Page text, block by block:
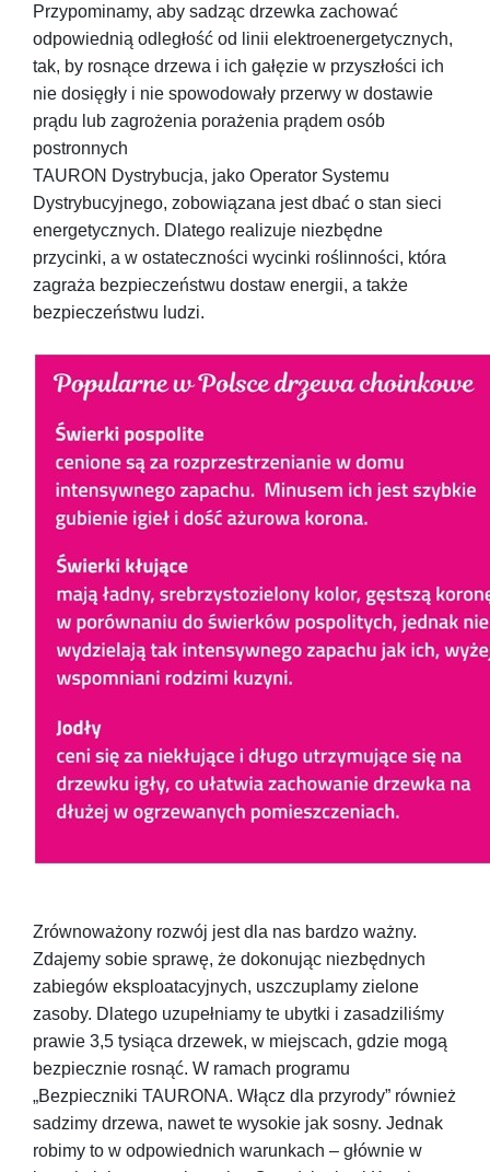
Przypominamy, aby sadząc drzewka zachować
odpowiednią odległość od linii elektroenergetycznych,
tak, by rosnące drzewa i ich gałęzie w przyszłości ich
nie dosięgły i nie spowodowały przerwy w dostawie
prądu lub zagrożenia porażenia prądem osób
postronnych
TAURON Dystrybucja, jako Operator Systemu
Dystrybucyjnego, zobowiązana jest dbać o stan sieci
energetycznych. Dlatego realizuje niezbędne
przycinki, a w ostateczności wycinki roślinności, która
zagraża bezpieczeństwu dostaw energii, a także
bezpieczeństwu ludzi.
Zrównoważony rozwój jest dla nas bardzo ważny.
Zdajemy sobie sprawę, że dokonując niezbędnych
zabiegów eksploatacyjnych, uszczuplamy zielone
zasoby. Dlatego uzupełniamy te ubytki i zasadziliśmy
prawie 3,5 tysiąca drzewek, w miejscach, gdzie mogą
bezpiecznie rosnąć. W ramach programu
„Bezpieczniki TAURONA. Włącz dla przyrody” również
sadzimy drzewa, nawet te wysokie jak sosny. Jednak
robimy to w odpowiednich warunkach – głównie w